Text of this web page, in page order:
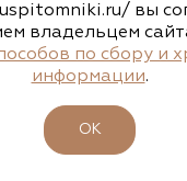
вы
владельцем
по сбору и
информации.
ОК